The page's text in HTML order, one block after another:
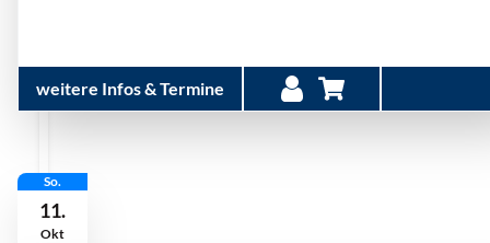
weitere Infos & Termine
So.
11.
Okt